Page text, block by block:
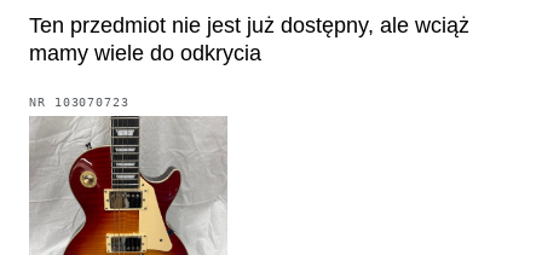
Ten przedmiot nie jest już dostępny, ale wciąż
mamy wiele do odkrycia
NR 103070723